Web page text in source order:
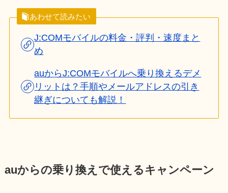
あわせて読みたい
J:COMモバイルの料金・評判・速度まと
め
auからJ:COMモバイルへ乗り換えるデメ
リットは？手順やメールアドレスの引き
継ぎについても解説！
auからの乗り換えで使えるキャンペーン